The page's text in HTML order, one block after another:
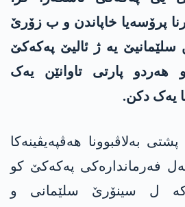
پرۆسەیا خاپاندن و ب زۆرێ
سلێمانیێ یە ژ ئالیێ پەکەکێ
پارتی تاوانێن یەک
یەک دکن.
بەلاڤبوونا ھەڤپەیڤینەکا
فەرماندارەکی پەکەکێ کو
ل سینۆرێ سلێمانی و